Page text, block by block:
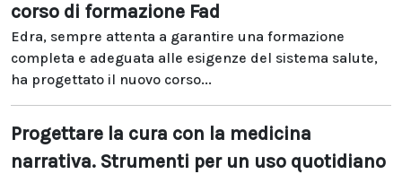
corso di formazione Fad
Edra, sempre attenta a garantire una formazione
completa e adeguata alle esigenze del sistema salute,
ha progettato il nuovo corso...
Progettare la cura con la medicina
narrativa. Strumenti per un uso quotidiano